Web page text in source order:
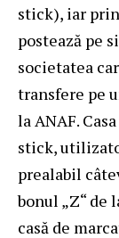
stick), iar
postează pe
societatea
transfere pe
la ANAF.
stick,
prealabil
bonul „Z“ de
casă de